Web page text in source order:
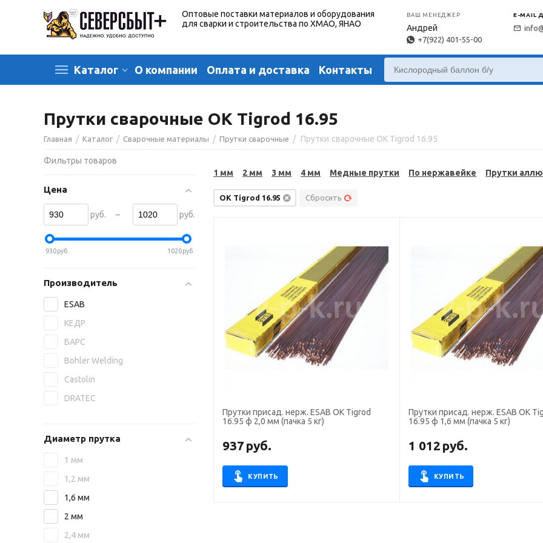
Оптовые поставки материалов и оборудования
для сварки и строительства по ХМАО, ЯНАО
ВАШ МЕНЕДЖЕР
Андрей
+7(922) 401-55-00
E-MAIL
Каталог О компании Оплата и доставка Контакты
Прутки сварочные OK Tigrod 16.95
Главная / Каталог / Сварочные материалы / Прутки сварочные / Прутки сварочные OK Tigrod 16.95
1 мм 2 мм 3 мм 4 мм Медные прутки По нержавейке Прутки
OK Tigrod 16.95 Сбросить
Прутки присад. нерж. ESAB OK Tigrod
16.95 ф 2,0 мм (пачка 5 кг)
937 руб.
КУПИТЬ
Прутки присад. нерж. ESAB OK
16.95 ф 1,6 мм (пачка 5 кг)
1 012 руб.
КУПИТЬ
Фильтры товаров
Цена
руб. – руб.
930руб. 1020руб.
Производитель
ESAB
КЕДР
БАРС
Bohler Welding
Castolin
DRATEC
Диаметр прутка
1 мм
1,2 мм
1,6 мм
2 мм
2,4 мм